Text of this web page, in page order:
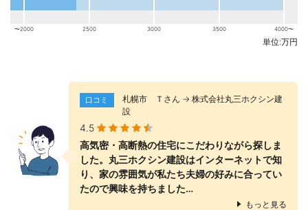
「素材を感じる住まい」札幌西区山の手のオープンハウスが大好
評
オーダーのキッチンやテーブルも魅力。コンパクトで暮らしやす
2014.03.09
自然素材、スキップフロア、大工の腕。見どころいっぱいの住宅
小樽の景色、江別産レンガ。自然大好き家族の我が家
〜2000 2500 3000 3500 4000〜
単位:万円
口コミ
札幌市 Ｔさん → 株式会社丸三ホクシン建
設
4.5
高気密・高断熱の住宅にこだわりながら探しま
した。丸三ホクシン建設はインターネットで知
り、家の雰囲気が私たち夫婦の好みに合ってい
たので興味を持ちました…
もっと見る